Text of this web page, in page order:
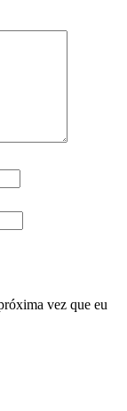
vez que eu